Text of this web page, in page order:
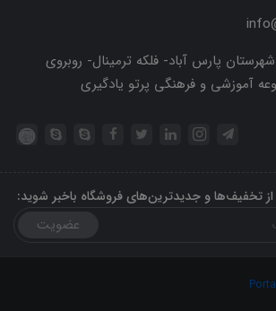
پارس آباد- فلکه ترمینال- روبروی
آموزشی و فرهنگی پرتو یادگیری
از تخفیف‌ها و جدیدترین‌های فروشگاه باخبر شوید:
عضویت